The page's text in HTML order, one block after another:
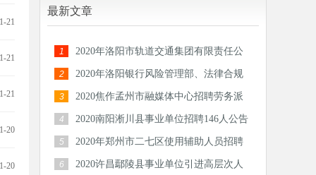
21
21
21
20
20
最新文章
1
2020年洛阳市轨道交通集团有限责任公
司机电设备部和运营分公司招聘274人公告
2
2020年洛阳银行风险管理部、法律合规
部负责人招聘公告
3
2020焦作孟州市融媒体中心招聘劳务派
遣人员20人公告
4 2020南阳淅川县事业单位招聘146人公告
5
2020年郑州市二七区使用辅助人员招聘
121人公告
6
2020许昌鄢陵县事业单位引进高层次人